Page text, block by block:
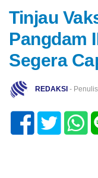
Tinjau
Pangdam
Segera
REDAKSI -